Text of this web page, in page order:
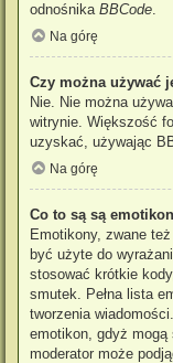
odnośnika BBCode.
Na górę
Czy można używać
Nie. Nie można
witrynie. Większość
uzyskać, używając
Na górę
Co to są są
Emotikony, zwane
być użyte do
stosować krótkie
smutek. Pełna lista
tworzenia
emotikon, gdyż
moderator może